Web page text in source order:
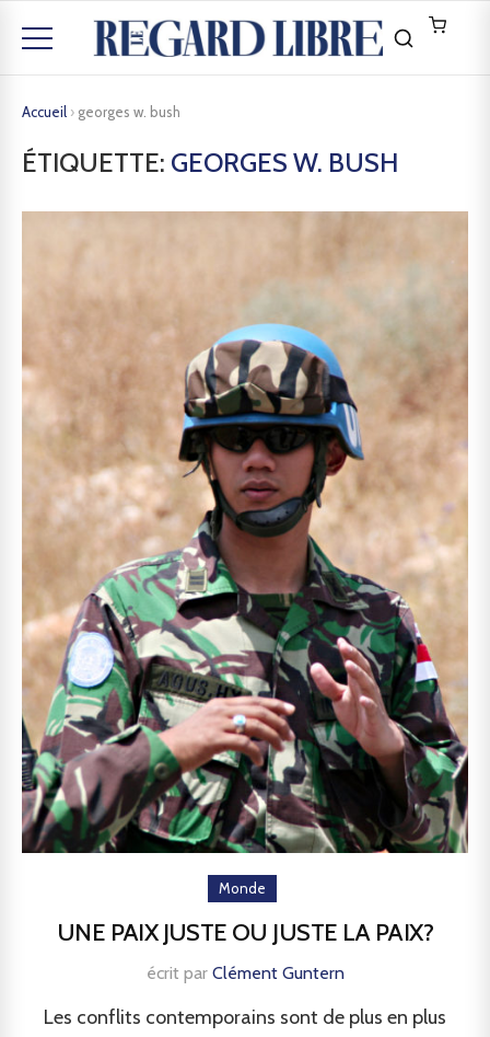
Accueil › georges w. bush
ÉTIQUETTE: GEORGES W. BUSH
Monde
UNE PAIX JUSTE OU JUSTE LA PAIX?
écrit par Clément Guntern
Les conflits contemporains sont de plus en plus